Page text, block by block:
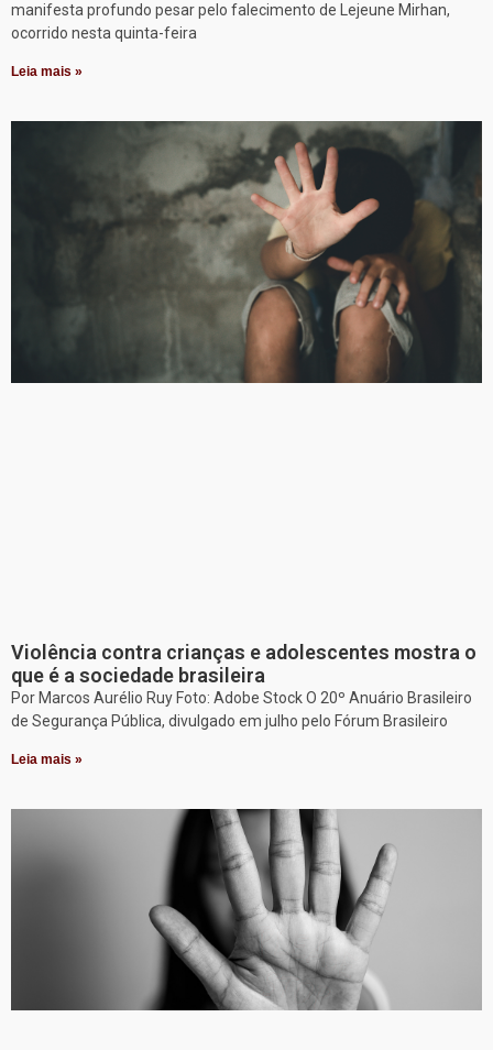
manifesta profundo pesar pelo falecimento de Lejeune Mirhan,
ocorrido nesta quinta-feira
Leia mais »
Violência contra crianças e adolescentes mostra o
que é a sociedade brasileira
Por Marcos Aurélio Ruy Foto: Adobe Stock O 20º Anuário Brasileiro
de Segurança Pública, divulgado em julho pelo Fórum Brasileiro
Leia mais »